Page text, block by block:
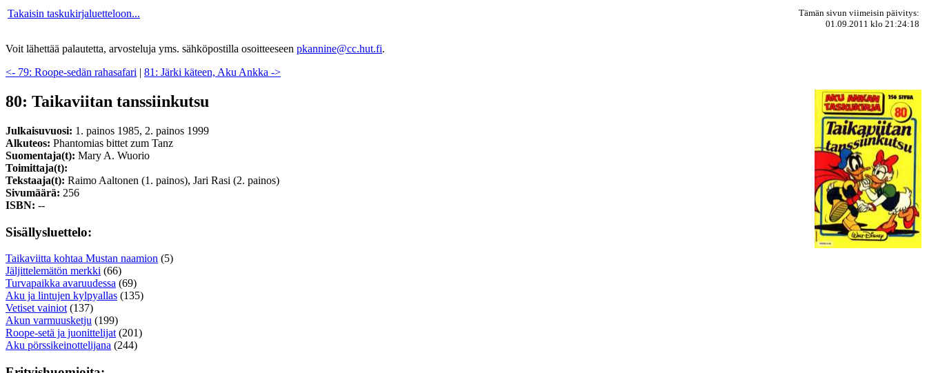
Takaisin taskukirjaluetteloon...
Tämän sivun viimeisin päivitys:
01.09.2011 klo 21:24:18
Voit lähettää palautetta, arvosteluja yms. sähköpostilla osoitteeseen pkannine@cc.hut.fi.
<- 79: Roope-sedän rahasafari | 81: Järki käteen, Aku Ankka ->
80: Taikaviitan tanssiinkutsu
Julkaisuvuosi: 1. painos 1985, 2. painos 1999
Alkuteos: Phantomias bittet zum Tanz
Suomentaja(t): Mary A. Wuorio
Toimittaja(t):
Tekstaaja(t): Raimo Aaltonen (1. painos), Jari Rasi (2. painos)
Sivumäärä: 256
ISBN: --
Sisällysluettelo:
Taikaviitta kohtaa Mustan naamion (5)
Jäljittelemätön merkki (66)
Turvapaikka avaruudessa (69)
Aku ja lintujen kylpyallas (135)
Vetiset vainiot (137)
Akun varmuusketju (199)
Roope-setä ja juonittelijat (201)
Aku pörssikeinottelijana (244)